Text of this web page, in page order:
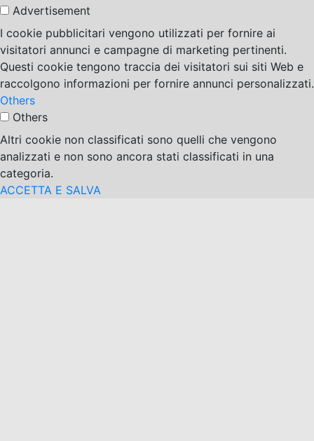
Advertisement
I cookie pubblicitari vengono utilizzati per fornire ai
visitatori annunci e campagne di marketing pertinenti.
Questi cookie tengono traccia dei visitatori sui siti Web e
raccolgono informazioni per fornire annunci personalizzati.
Others
Others
Altri cookie non classificati sono quelli che vengono
analizzati e non sono ancora stati classificati in una
categoria.
ACCETTA E SALVA